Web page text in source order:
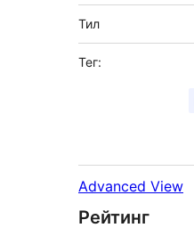
Тил
Тег:
Advanced View
Рейтинг